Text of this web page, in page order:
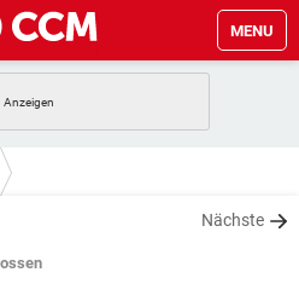
MENU
Nächste